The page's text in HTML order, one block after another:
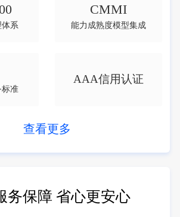
系
CMMI
能力成熟度模型集成
标准
AAA信用认证
查看更多
务保障 省心更安心